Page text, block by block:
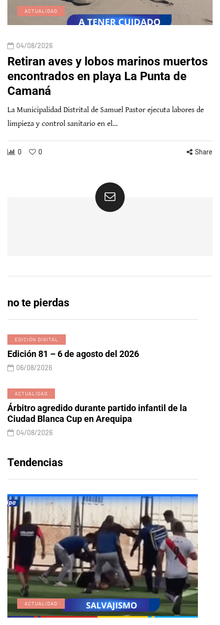
ACTUALIDAD
04/08/2026
Retiran aves y lobos marinos muertos
encontrados en playa La Punta de
Camaná
La Municipalidad Distrital de Samuel Pastor ejecuta labores de
limpieza y control sanitario en el…
0 0 Share
no te pierdas
EDICIÓN DIGITAL
Edición 81 – 6 de agosto del 2026
06/08/2026
ACTUALIDAD
Árbitro agredido durante partido infantil de la
Ciudad Blanca Cup en Arequipa
04/08/2026
Tendencias
ACTUALIDAD